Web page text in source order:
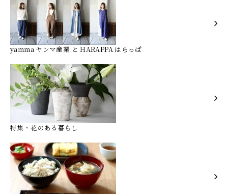
yamma ヤンマ産業 と HARAPPA はらっぱ
特集・花のある暮らし